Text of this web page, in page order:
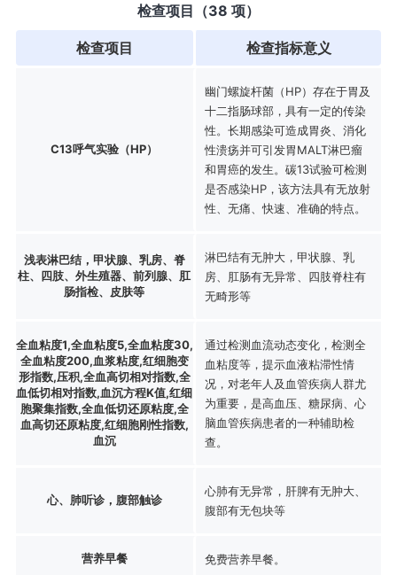
检查项目（38 项）
检查项目 检查指标意义
C13呼气实验（HP）
幽门螺旋杆菌（HP）存在于胃及
十二指肠球部，具有一定的传染
性。长期感染可造成胃炎、消化
性溃疡并可引发胃MALT淋巴瘤
和胃癌的发生。碳13试验可检测
是否感染HP，该方法具有无放射
性、无痛、快速、准确的特点。
浅表淋巴结，甲状腺、乳房、脊
柱、四肢、外生殖器、前列腺、肛
肠指检、皮肤等
淋巴结有无肿大，甲状腺、乳
房、肛肠有无异常、四肢脊柱有
无畸形等
全血粘度1,全血粘度5,全血粘度30,
全血粘度200,血浆粘度,红细胞变
形指数,压积,全血高切相对指数,全
血低切相对指数,血沉方程K值,红细
胞聚集指数,全血低切还原粘度,全
血高切还原粘度,红细胞刚性指数,
血沉
通过检测血流动态变化，检测全
血粘度等，提示血液粘滞性情
况，对老年人及血管疾病人群尤
为重要，是高血压、糖尿病、心
脑血管疾病患者的一种辅助检
查。
心、肺听诊，腹部触诊
心肺有无异常，肝脾有无肿大、
腹部有无包块等
营养早餐 免费营养早餐。